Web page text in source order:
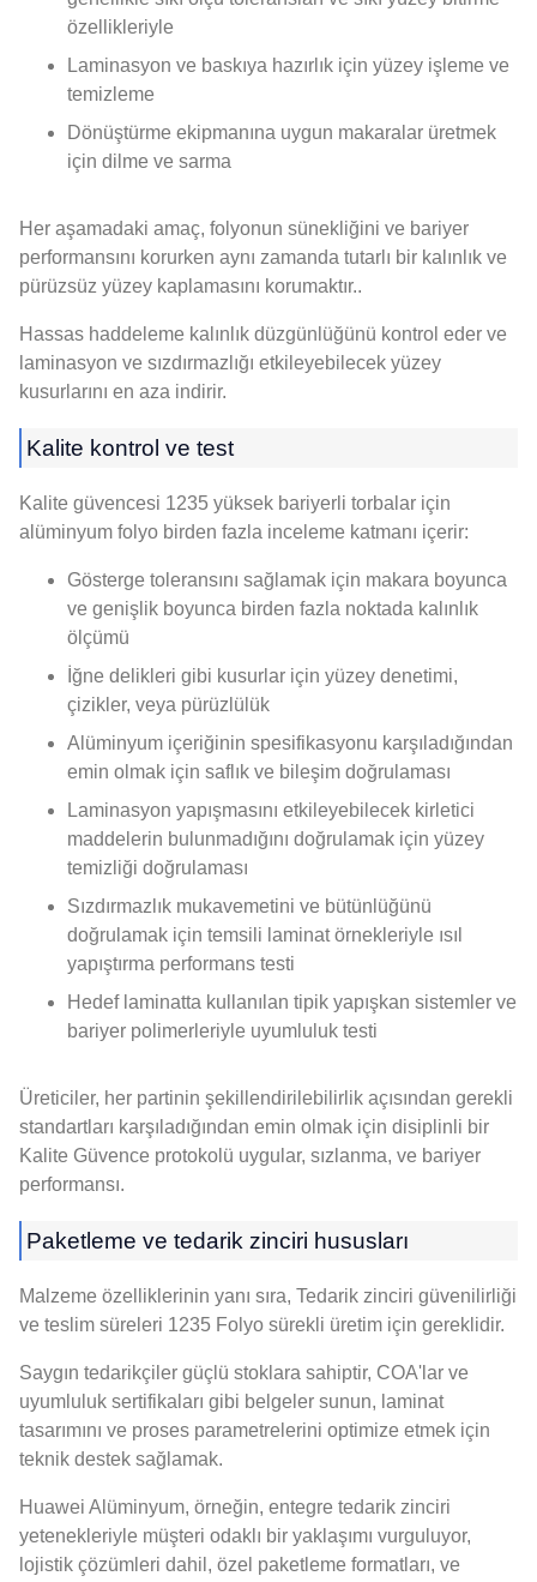
özellikleriyle
Laminasyon ve baskıya hazırlık için yüzey işleme ve
temizleme
Dönüştürme ekipmanına uygun makaralar üretmek
için dilme ve sarma
Her aşamadaki amaç, folyonun sünekliğini ve bariyer
performansını korurken aynı zamanda tutarlı bir kalınlık ve
pürüzsüz yüzey kaplamasını korumaktır..
Hassas haddeleme kalınlık düzgünlüğünü kontrol eder ve
laminasyon ve sızdırmazlığı etkileyebilecek yüzey
kusurlarını en aza indirir.
Kalite kontrol ve test
Kalite güvencesi 1235 yüksek bariyerli torbalar için
alüminyum folyo birden fazla inceleme katmanı içerir:
Gösterge toleransını sağlamak için makara boyunca
ve genişlik boyunca birden fazla noktada kalınlık
ölçümü
İğne delikleri gibi kusurlar için yüzey denetimi,
çizikler, veya pürüzlülük
Alüminyum içeriğinin spesifikasyonu karşıladığından
emin olmak için saflık ve bileşim doğrulaması
Laminasyon yapışmasını etkileyebilecek kirletici
maddelerin bulunmadığını doğrulamak için yüzey
temizliği doğrulaması
Sızdırmazlık mukavemetini ve bütünlüğünü
doğrulamak için temsili laminat örnekleriyle ısıl
yapıştırma performans testi
Hedef laminatta kullanılan tipik yapışkan sistemler ve
bariyer polimerleriyle uyumluluk testi
Üreticiler, her partinin şekillendirilebilirlik açısından gerekli
standartları karşıladığından emin olmak için disiplinli bir
Kalite Güvence protokolü uygular, sızlanma, ve bariyer
performansı.
Paketleme ve tedarik zinciri hususları
Malzeme özelliklerinin yanı sıra, Tedarik zinciri güvenilirliği
ve teslim süreleri 1235 Folyo sürekli üretim için gereklidir.
Saygın tedarikçiler güçlü stoklara sahiptir, COA'lar ve
uyumluluk sertifikaları gibi belgeler sunun, laminat
tasarımını ve proses parametrelerini optimize etmek için
teknik destek sağlamak.
Huawei Alüminyum, örneğin, entegre tedarik zinciri
yetenekleriyle müşteri odaklı bir yaklaşımı vurguluyor,
lojistik çözümleri dahil, özel paketleme formatları, ve